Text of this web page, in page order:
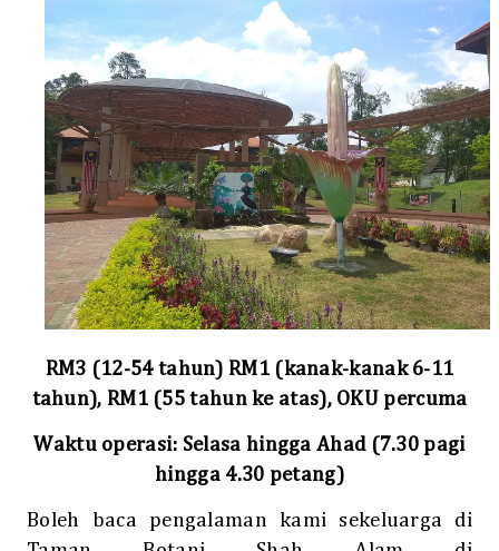
RM3 (12-54 tahun) RM1 (kanak-kanak 6-11
tahun), RM1 (55 tahun ke atas), OKU percuma
Waktu operasi: Selasa hingga Ahad (7.30 pagi
hingga 4.30 petang)
Boleh baca pengalaman kami sekeluarga di